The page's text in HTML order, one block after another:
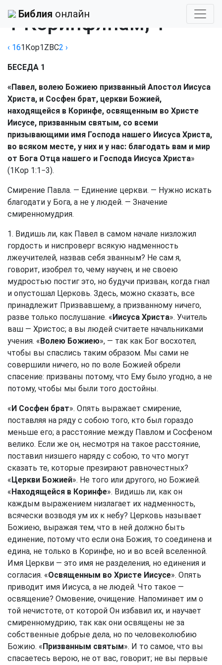
Библия онлайн
1 Коринфянам, 1
‹ 161Кор1ZBC2 ›
БЕСЕДА 1
«Павел, волею Божиею призванный Апостол Иисуса
Христа, и Сосфен брат, церкви Божией,
находящейся в Коринфе, освященным во Христе
Иисусе, призванным святым, со всеми
призывающими имя Господа нашего Иисуса Христа,
во всяком месте, у них и у нас: благодать вам и мир
от Бога Отца нашего и Господа Иисуса Христа»
(1Кор 1:1−3).
Смирение Павла. — Единение церкви. — Нужно искать
благодати у Бога, а не у людей. — Значение
смиренномудрия.
1. Видишь ли, как Павел в самом начале низложил
гордость и ниспроверг всякую надменность
лжеучителей, назвав себя званным? Не сам я,
говорит, изобрел то, чему научен, и не своею
мудростью постиг это, но будучи призван, когда гнал
и опустошал Церковь. Здесь, можно сказать, все
принадлежит Призвавшему, а призванному ничего,
разве только послушание. «Иисуса Христа». Учитель
ваш — Христос; а вы людей считаете начальниками
учения. «Волею Божиею», — так как Бог восхотел,
чтобы вы спаслись таким образом. Мы сами не
совершили ничего, но по воле Божией обрели
спасение: призваны потому, что Ему было угодно, а не
потому, чтобы мы были того достойны.
«И Сосфен брат». Опять выражает смирение,
поставляя на ряду с собою того, кто был гораздо
меньше его; а расстояние между Павлом и Сосфеном
велико. Если же он, несмотря на такое расстояние,
поставил низшего наряду с собою, то что могут
сказать те, которые презирают равночестных?
«Церкви Божией». Не того или другого, но Божией.
«Находящейся в Коринфе». Видишь ли, как он
каждым выражением низлагает их надменность,
всячески возводя ум их к небу? Церковь называет
Божиею, выражая тем, что в ней должно быть
единение, потому что если она Божия, то соединена и
едина, не только в Коринфе, но и во всей вселенной.
Имя Церкви — это имя не разделения, но единения и
согласия. «Освященным во Христе Иисусе». Опять
приводит имя Иисуса, а не людей. Что такое —
освящение? Омовение, очищение. Напоминает им о
той нечистоте, от которой Он избавил их, и научает
смиренномудрию, так как они освящены не за
собственные добрые дела, но по человеколюбию
Божию. «Призванным святым». И то самое, что вы
спасаетесь верою, не от вас, говорит; не вы первые